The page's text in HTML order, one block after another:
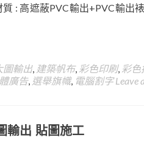
: 高遮蔽PVC輸出+PVC輸出
圖輸出, 建築帆布, 彩色印刷, 彩色
廣告, 選舉旗幟, 電腦割字 Leave
輸出 貼圖施工